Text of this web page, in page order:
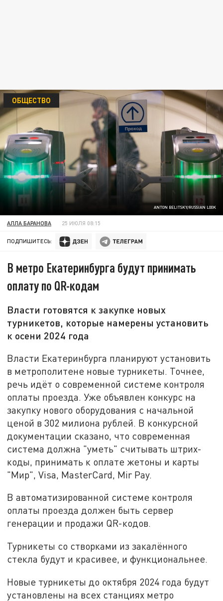
ANTON BELITSKY/RUSSIAN LOOK
ОБЩЕСТВО
АЛЛА БАРАНОВА 25 ИЮЛЯ 08:15
ПОДПИШИТЕСЬ:
В метро Екатеринбурга будут принимать
оплату по QR-кодам
Власти готовятся к закупке новых
турникетов, которые намерены установить
к осени 2024 года
Власти Екатеринбурга планируют установить
в метрополитене новые турникеты. Точнее,
речь идёт о современной системе контроля
оплаты проезда. Уже объявлен конкурс на
закупку нового оборудования с начальной
ценой в 302 милиона рублей. В конкурсной
документации сказано, что современная
система должна "уметь" считывать штрих-
коды, принимать к оплате жетоны и карты
"Мир", Visa, MasterCard, Mir Pay.
В автоматизированной системе контроля
оплаты проезда должен быть сервер
генерации и продажи QR-кодов.
Турникеты со створками из закалённого
стекла будут и красивее, и функциональнее.
Новые турникеты до октября 2024 года будут
установлены на всех станциях метро